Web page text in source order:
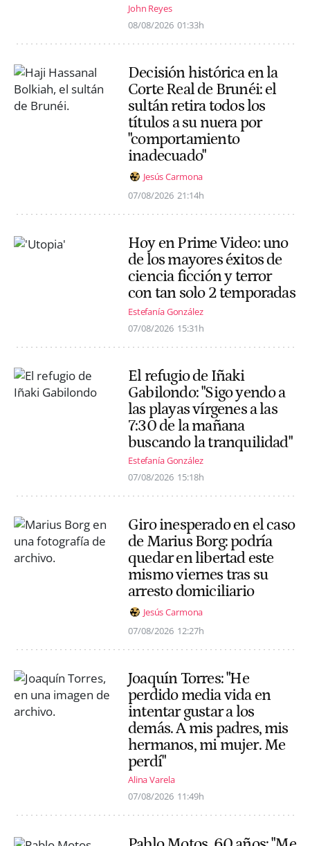
John Reyes
08/08/2026 01:33h
Decisión histórica en la
Corte Real de Brunéi: el
sultán retira todos los
títulos a su nuera por
"comportamiento
inadecuado"
Jesús Carmona
07/08/2026 21:14h
Hoy en Prime Video: uno
de los mayores éxitos de
ciencia ficción y terror
con tan solo 2 temporadas
Estefanía González
07/08/2026 15:31h
El refugio de Iñaki
Gabilondo: "Sigo yendo a
las playas vírgenes a las
7:30 de la mañana
buscando la tranquilidad"
Estefanía González
07/08/2026 15:18h
Giro inesperado en el caso
de Marius Borg: podría
quedar en libertad este
mismo viernes tras su
arresto domiciliario
Jesús Carmona
07/08/2026 12:27h
Joaquín Torres: "He
perdido media vida en
intentar gustar a los
demás. A mis padres, mis
hermanos, mi mujer. Me
perdí"
Alina Varela
07/08/2026 11:49h